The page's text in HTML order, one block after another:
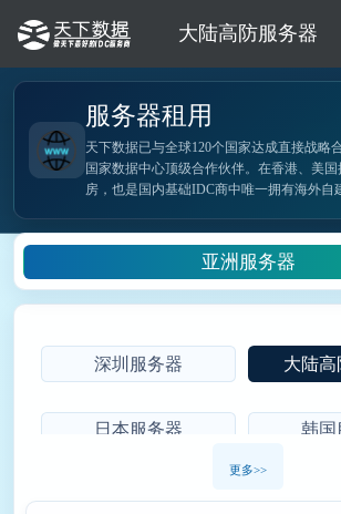
大陆高防服务器
服务器租用
天下数据已与全球120个国家达成直接战略
国家数据中心顶级合作伙伴。在香港、美
房，也是国内基础IDC商中唯一拥有海外自
亚洲服务器
深圳服务器 大陆高
日本服务器 韩国
更多>>